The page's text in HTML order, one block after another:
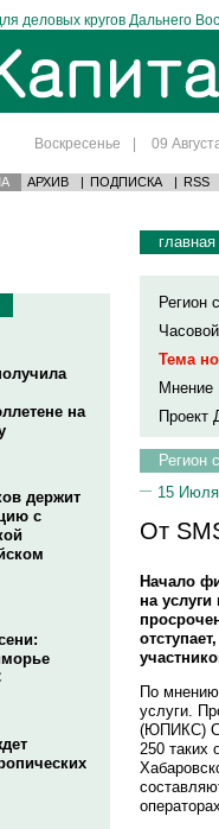
деловых кругов Дальнего
Воскресенье | 09
АРХИВ | ПОДПИСКА | RSS
на
держит
с
главная
Регион
Тема
Мнение
Проект
Регион
15 Июля
От
Начало
на
По мнению
услуги.
(ЮПИКС)
250 таких